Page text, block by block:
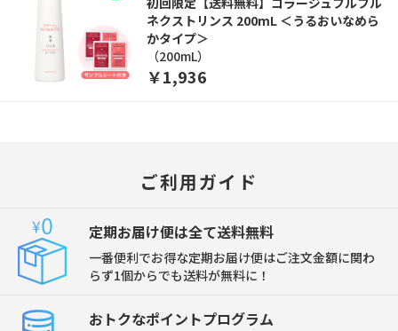
ネクストリンス 200mL ＜うるおいなめら
かタイプ＞
（200mL）
￥1,936
ご利用ガイド
定期お届け便は全て送料無料
一番便利でお得な定期お届け便はご注文金額に関わ
らず1個からでも送料が無料に！
おトクなポイントプログラム